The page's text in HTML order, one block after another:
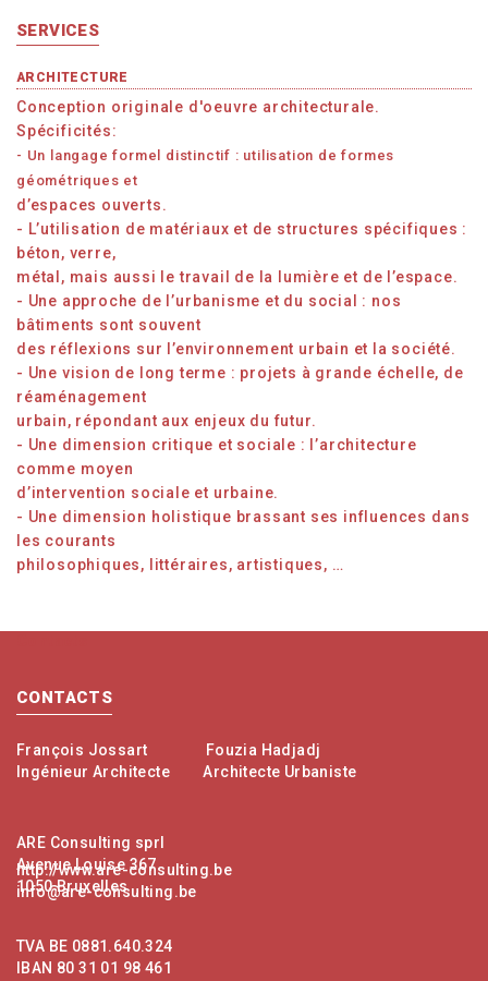
SERVICES
ARCHITECTURE
Conception originale d'oeuvre architecturale.
Spécificités:
- Un langage formel distinctif : utilisation de formes
géométriques et
d’espaces ouverts.
- L’utilisation de matériaux et de structures spécifiques :
béton, verre,
métal, mais aussi le travail de la lumière et de l’espace.
- Une approche de l’urbanisme et du social : nos
bâtiments sont souvent
des réflexions sur l’environnement urbain et la société.
- Une vision de long terme : projets à grande échelle, de
réaménagement
urbain, répondant aux enjeux du futur.
- Une dimension critique et sociale : l’architecture
comme moyen
d’intervention sociale et urbaine.
- Une dimension holistique brassant ses influences dans
les courants
philosophiques, littéraires, artistiques, …
CONTACTS
François Jossart
Fouzia Hadjadj
Ingénieur Architecte
Architecte Urbaniste
ARE Consulting sprl
Avenue Louise 367
1050 Bruxelles
http://www.are-consulting.be
info@are-consulting.be
TVA BE 0881.640.324
IBAN 80 31 01 98 461